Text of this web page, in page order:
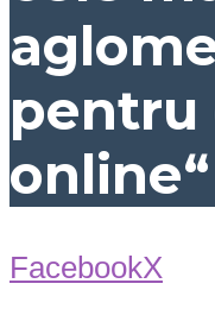
pentru
online“
FacebookX